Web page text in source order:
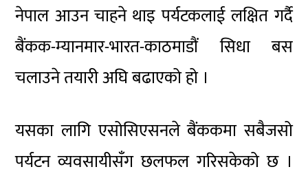
नेपाल आउन चाहने थाइ पर्यटकलाई लक्षित गर्दै
बैंकक-म्यानमार-भारत-काठमाडौं सिधा बस
चलाउने तयारी अघि बढाएको हो ।
यसका लागि एसोसिएसनले बैंककमा सबैजसो
पर्यटन व्यवसायीसँग छलफल गरिसकेको छ ।